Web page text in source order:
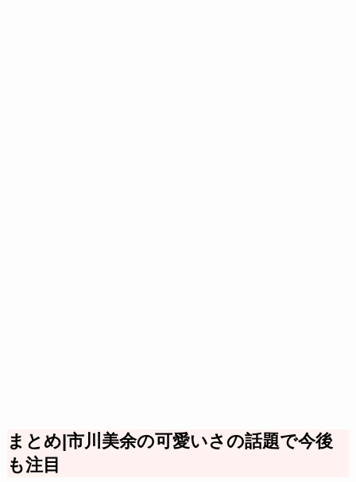
まとめ|市川美余の可愛いさの話題で今後
も注目